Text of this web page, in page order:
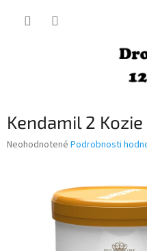
Kendamil 2
Priemerné
Neohodnotené Podrobnosti